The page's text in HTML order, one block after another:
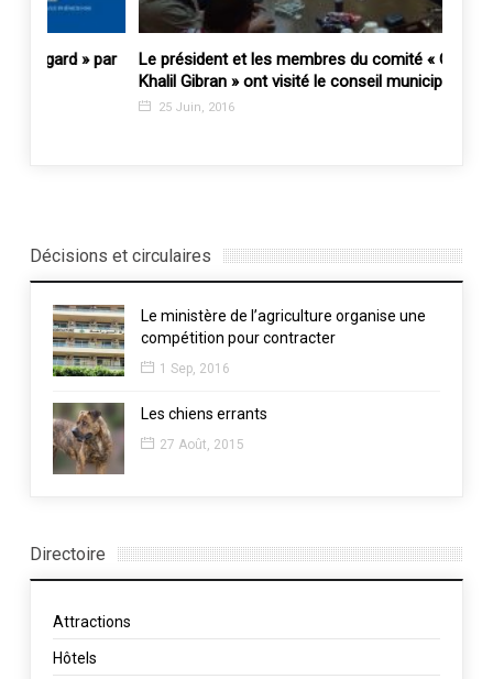
Le président et les membres du comité « Gibran
Khalil Gibran » ont visité le conseil municipal
25 Juin, 2016
Décisions et circulaires
Le ministère de l’agriculture organise une
compétition pour contracter
1 Sep, 2016
Les chiens errants
27 Août, 2015
Directoire
Attractions
Hôtels